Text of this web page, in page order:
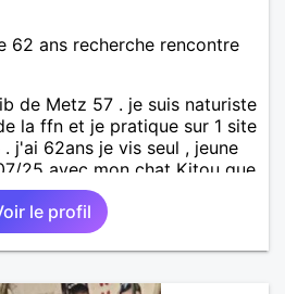
62 ans recherche rencontre
de Metz 57 . je suis naturiste
la ffn et je pratique sur 1 site
j'ai 62ans je vis seul , jeune
25 avec mon chat Kitou que
, je recherche une femme
, partager des moments
et d'intimités dans le respect
57/54.
le profil